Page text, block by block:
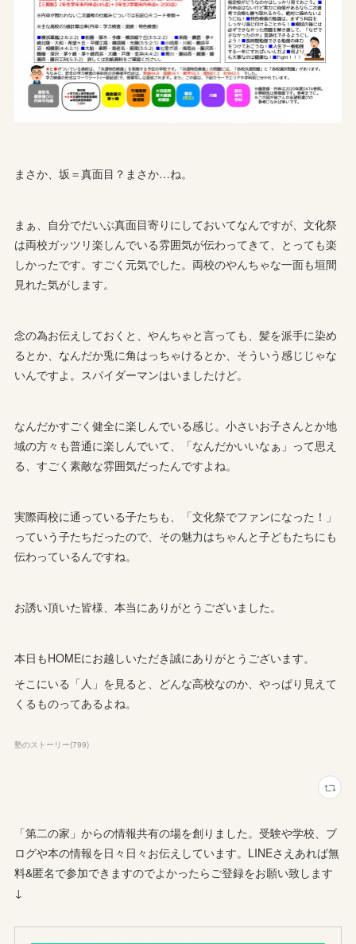
まさか、坂＝真面目？まさか…ね。
まぁ、自分でだいぶ真面目寄りにしておいてなんですが、文化祭
は両校ガッツリ楽しんでいる雰囲気が伝わってきて、とっても楽
しかったです。すごく元気でした。両校のやんちゃな一面も垣間
見れた気がします。
念の為お伝えしておくと、やんちゃと言っても、髪を派手に染め
るとか、なんだか兎に角はっちゃけるとか、そういう感じじゃな
いんですよ。スパイダーマンはいましたけど。
なんだかすごく健全に楽しんでいる感じ。小さいお子さんとか地
域の方々も普通に楽しんでいて、「なんだかいいなぁ」って思え
る、すごく素敵な雰囲気だったんですよね。
実際両校に通っている子たちも、「文化祭でファンになった！」
っていう子たちだったので、その魅力はちゃんと子どもたちにも
伝わっているんですね。
お誘い頂いた皆様、本当にありがとうございました。
本日もHOMEにお越しいただき誠にありがとうございます。
そこにいる「人」を見ると、どんな高校なのか、やっぱり見えて
くるものってあるよね。
塾のストーリー(799)
「第二の家」からの情報共有の場を創りました。受験や学校、ブ
ログや本の情報を日々日々お伝えしています。LINEさえあれば無
料&匿名で参加できますのでよかったらご登録をお願い致します
↓